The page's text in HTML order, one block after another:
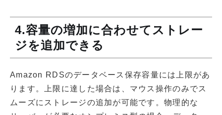
4.容量の増加に合わせてストレー
ジを追加できる
Amazon RDSのデータベース保存容量には上限があ
ります。上限に達した場合は、マウス操作のみでス
ムーズにストレージの追加が可能です。物理的な